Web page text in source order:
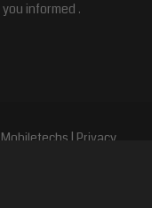
informed .
| Privacy